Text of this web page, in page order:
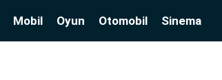
Mobil Oyun Otomobil Sinema